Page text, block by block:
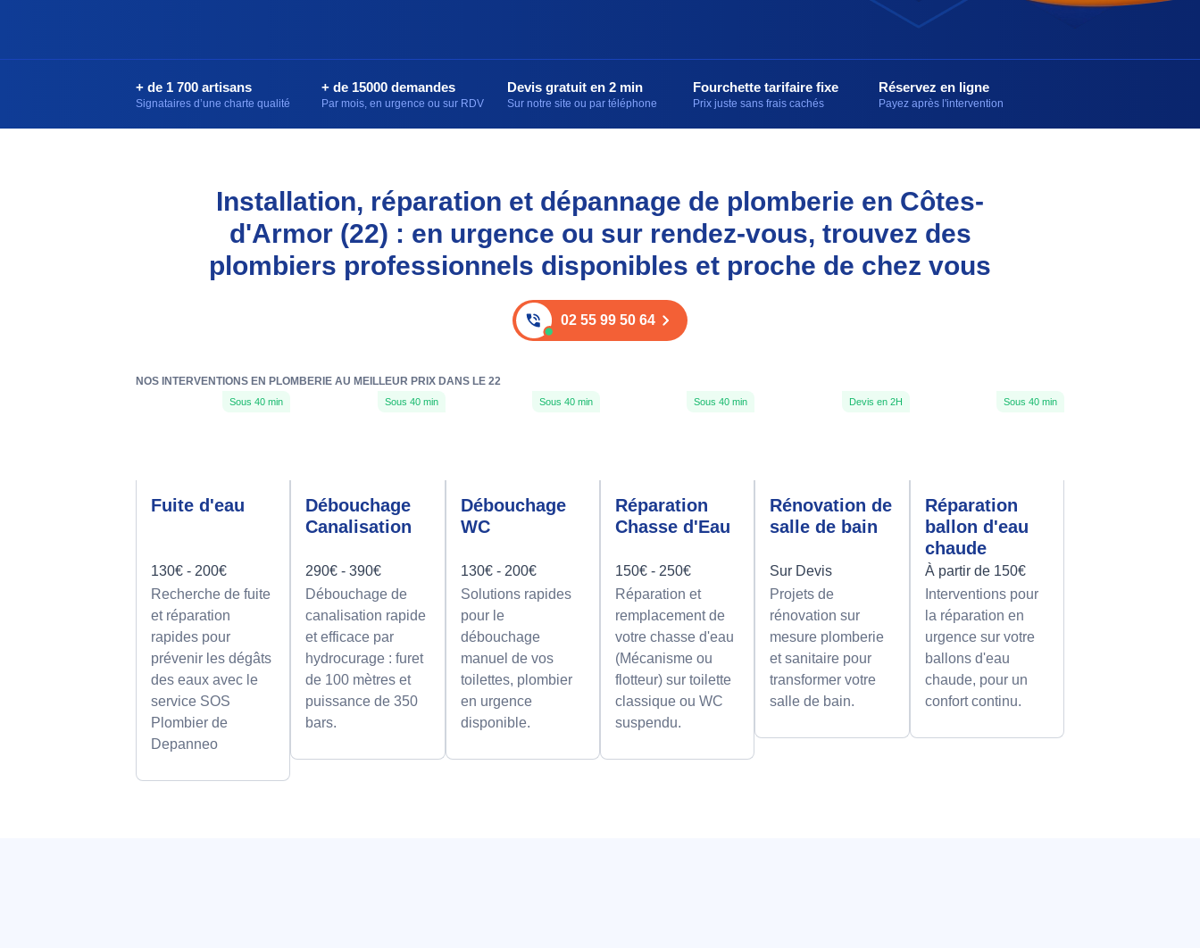
+ de 1 700 artisans
Signataires d’une charte qualité
+ de 15000 demandes
Par mois, en urgence ou sur RDV
Devis gratuit en 2 min
Sur notre site ou par téléphone
Fourchette tarifaire fixe
Prix juste sans frais cachés
Réservez en ligne
Payez après l'intervention
Installation, réparation et dépannage de plomberie en Côtes-
d'Armor (22) : en urgence ou sur rendez-vous, trouvez des
plombiers professionnels disponibles et proche de chez vous
02 55 99 50 64
NOS INTERVENTIONS EN PLOMBERIE AU MEILLEUR PRIX DANS LE 22
Sous 40 min
Fuite d'eau
130€ - 200€
Recherche de fuite
et réparation
rapides pour
prévenir les dégâts
des eaux avec le
service SOS
Plombier de
Depanneo
Sous 40 min
Débouchage
Canalisation
290€ - 390€
Débouchage de
canalisation rapide
et efficace par
hydrocurage : furet
de 100 mètres et
puissance de 350
bars.
Sous 40 min
Débouchage
WC
130€ - 200€
Solutions rapides
pour le
débouchage
manuel de vos
toilettes, plombier
en urgence
disponible.
Sous 40 min
Réparation
Chasse d'Eau
150€ - 250€
Réparation et
remplacement de
votre chasse d'eau
(Mécanisme ou
flotteur) sur toilette
classique ou WC
suspendu.
Devis en 2H
Rénovation de
salle de bain
Sur Devis
Projets de
rénovation sur
mesure plomberie
et sanitaire pour
transformer votre
salle de bain.
Sous 40 min
Réparation
ballon d'eau
chaude
À partir de 150€
Interventions pour
la réparation en
urgence sur votre
ballons d'eau
chaude, pour un
confort continu.